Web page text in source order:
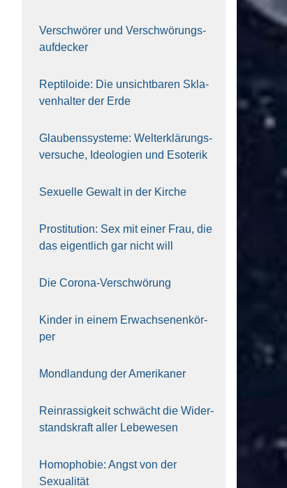
Ver­schwö­rer und Verschwörungs­
aufdecker
Rep­ti­lo­ide: Die unsicht­ba­ren Skla­
ven­hal­ter der Erde
Glau­bens­sys­te­me: Welt­erklä­rungs­
ver­su­che, Ideo­lo­gien und Eso­te­rik
Sexu­el­le Gewalt in der Kir­che
Pro­sti­tu­ti­on: Sex mit einer Frau, die
das eigent­lich gar nicht will
Die Coro­na-Ver­schwö­rung
Kin­der in einem Erwach­se­nen­kör­
per
Mond­lan­dung der Ame­ri­ka­ner
Rein­ras­sig­keit schwächt die Wider­
stands­kraft aller Lebe­we­sen
Homo­pho­bie: Angst von der
Sexua­li­tät